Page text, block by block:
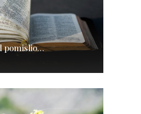
pomislio…